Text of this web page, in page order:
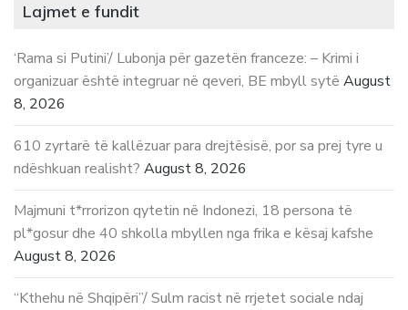
Lajmet e fundit
‘Rama si Putini’/ Lubonja për gazetën franceze: – Krimi i
organizuar është integruar në qeveri, BE mbyll sytë August
8, 2026
610 zyrtarë të kallëzuar para drejtësisë, por sa prej tyre u
ndëshkuan realisht? August 8, 2026
Majmuni t*rrorizon qytetin në Indonezi, 18 persona të
pl*gosur dhe 40 shkolla mbyllen nga frika e kësaj kafshe
August 8, 2026
“Kthehu në Shqipëri”/ Sulm racist në rrjetet sociale ndaj